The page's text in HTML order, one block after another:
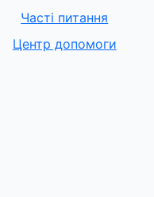
Часті питання
Центр допомоги